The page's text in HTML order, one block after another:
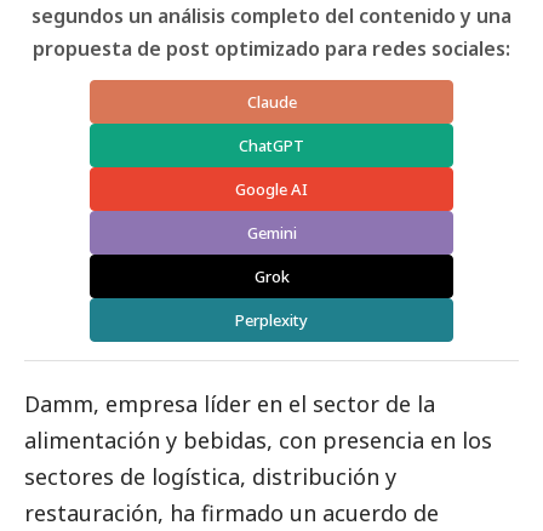
segundos un análisis completo del contenido y una
propuesta de post optimizado para redes sociales:
Claude
ChatGPT
Google AI
Gemini
Grok
Perplexity
Damm, empresa líder en el sector de la
alimentación y bebidas, con presencia en los
sectores de logística, distribución y
restauración, ha firmado un acuerdo de